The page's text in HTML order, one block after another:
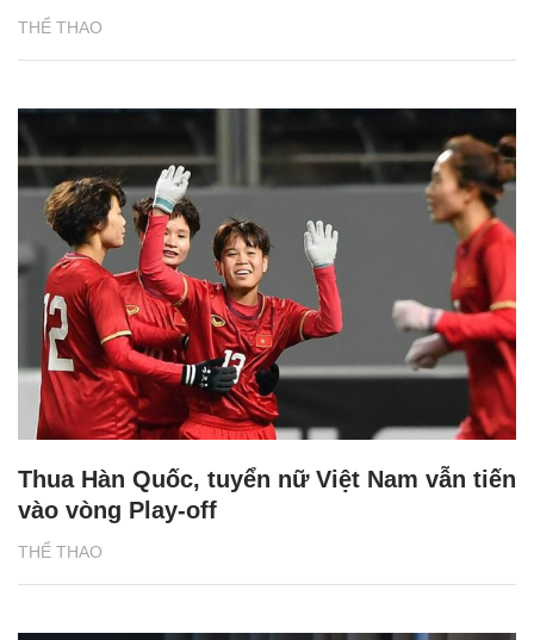
THỂ THAO
THỂ THAO
Thua Hàn Quốc, tuyển nữ Việt Nam vẫn tiến
vào vòng Play-off